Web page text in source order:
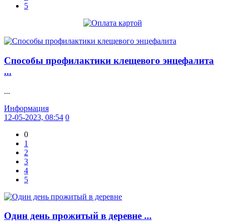
5
Способы профилактики клещевого энцефалита
...
...
Информация
12-05-2023, 08:54 0
0
1
2
3
4
5
Один день прожитый в деревне ...